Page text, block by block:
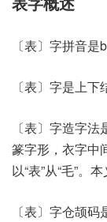
〔表〕字拼音
〔表〕字是上下
〔表〕字造字
篆字形，衣字中
以“表”从“毛”。本
〔表〕字仓颉